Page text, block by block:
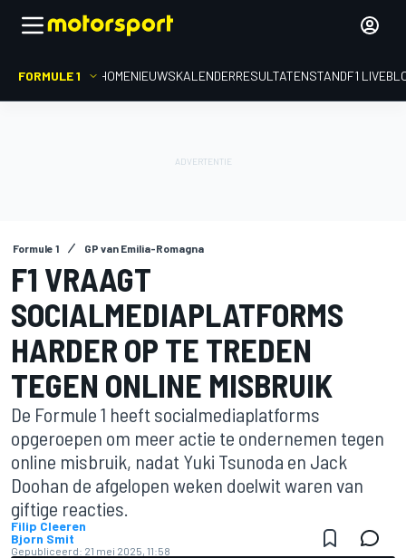
FORMULE 1 HOMENIEUWSKALENDERRESULTATENSTANDF1
Formule 1 GP van Emilia-Romagna
F1 VRAAGT
SOCIALMEDIAPLATFORMS
HARDER OP TE TREDEN
TEGEN ONLINE MISBRUIK
De Formule 1 heeft socialmediaplatforms
opgeroepen om meer actie te ondernemen tegen
online misbruik, nadat Yuki Tsunoda en Jack
Doohan de afgelopen weken doelwit waren van
giftige reacties.
Filip Cleeren
Bjorn Smit
Gepubliceerd: 21 mei 2025, 11:58